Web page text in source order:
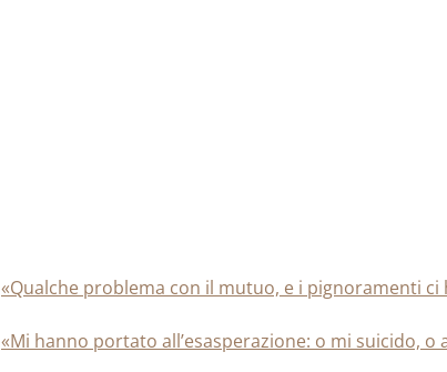
«Qualche problema con il mutuo, e i pignoramenti ci
«Mi hanno portato all’esasperazione: o mi suicido, o